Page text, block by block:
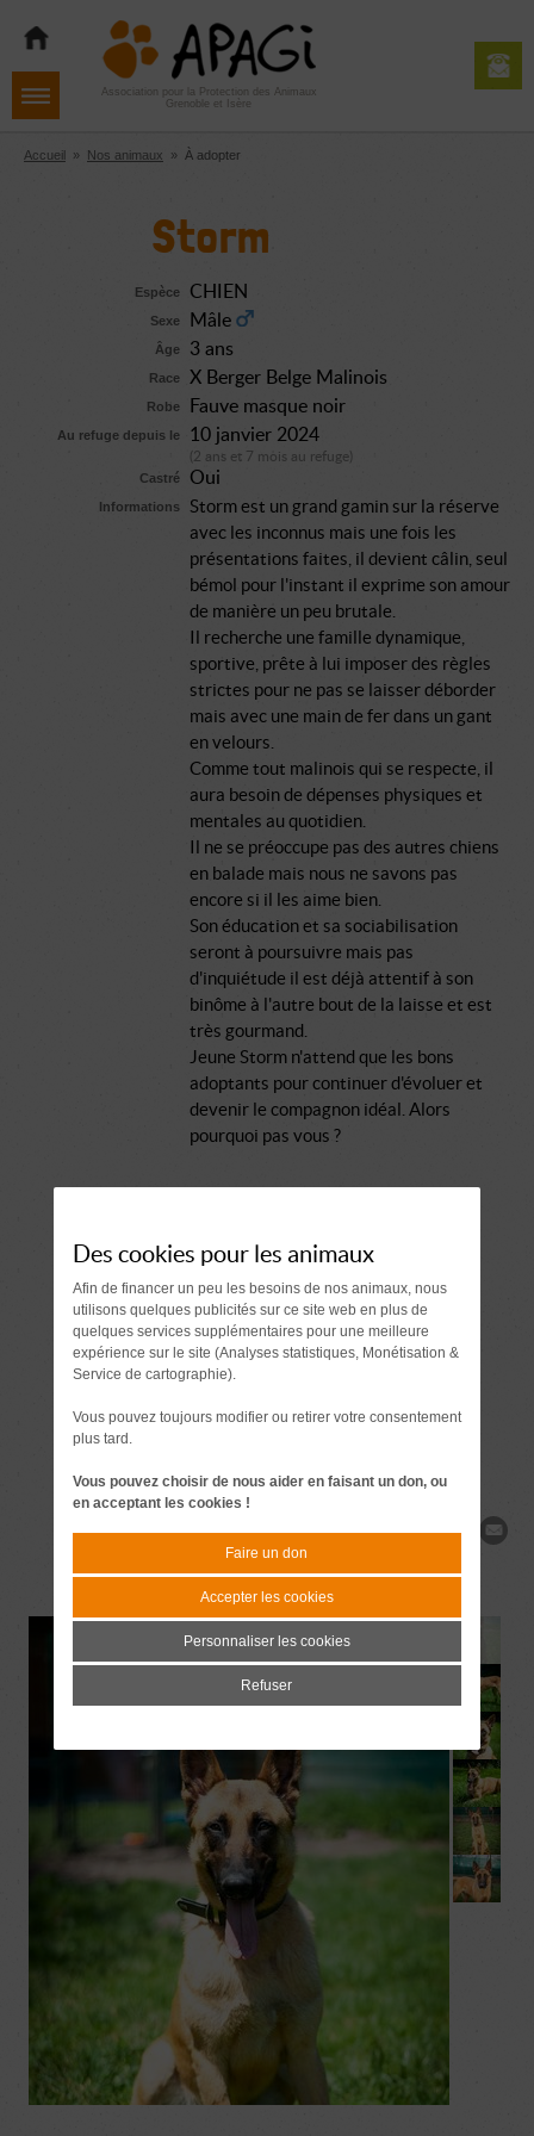
navigation
contenu
Aller
pied
de
Association pour la Protection des Animaux
Grenoble et Isère
Accueil » Nos animaux » À adopter
Storm
Espèce CHIEN
Sexe Mâle
Âge 3 ans
Race X Berger Belge Malinois
Robe Fauve masque noir
Au refuge depuis le 10 janvier 2024
(2 ans et 7 mois au refuge)
Castré
Oui
Informations
Storm est un grand gamin sur la réserve
avec les inconnus mais une fois les
présentations faites, il devient câlin, seul
bémol pour l'instant il exprime son amour
de manière un peu brutale.
Il recherche une famille dynamique,
sportive, prête à lui imposer des règles
strictes pour ne pas se laisser déborder
mais avec une main de fer dans un gant
en velours.
Comme tout malinois qui se respecte, il
aura besoin de dépenses physiques et
mentales au quotidien.
Il ne se préoccupe pas des autres chiens
en balade mais nous ne savons pas
encore si il les aime bien.
Son éducation et sa sociabilisation
seront à poursuivre mais pas
d'inquiétude il est déjà attentif à son
binôme à l'autre bout de la laisse et est
très gourmand.
Jeune Storm n'attend que les bons
adoptants pour continuer d'évoluer et
devenir le compagnon idéal. Alors
pourquoi pas vous ?
Comment se passe une adoption ?
avant l'adoption
Demande de
renseignements
Partager
Des cookies pour les animaux
Afin de financer un peu les besoins de nos animaux, nous
utilisons quelques publicités sur ce site web en plus de
quelques services supplémentaires pour une meilleure
expérience sur le site (Analyses statistiques, Monétisation &
Service de cartographie).
Vous pouvez toujours modifier ou retirer votre consentement
plus tard.
Vous pouvez choisir de nous aider en faisant un don, ou
en acceptant les cookies !
Faire un don
Accepter les cookies
Personnaliser les cookies
Refuser